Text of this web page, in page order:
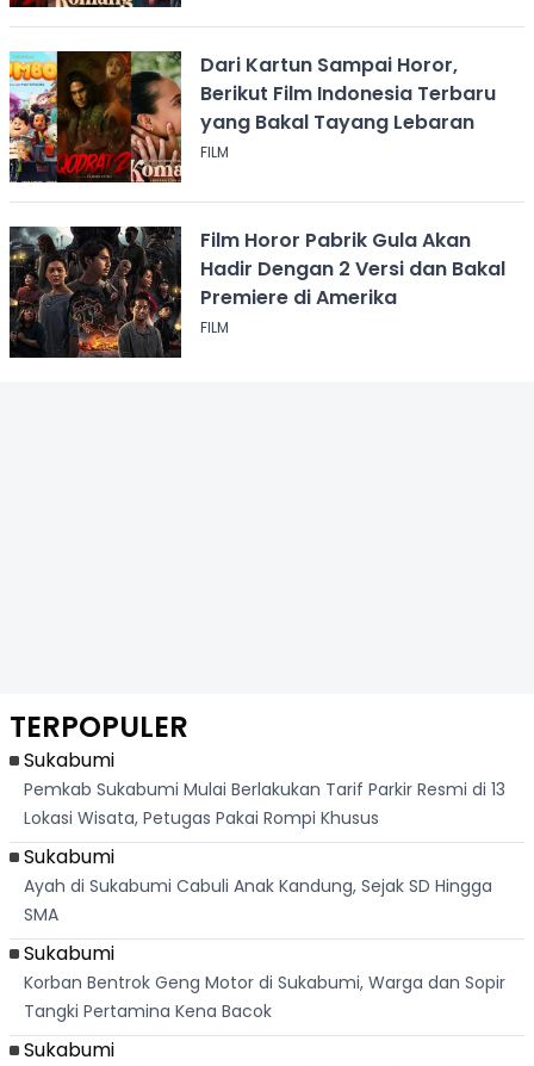
Dari Kartun Sampai Horor,
Berikut Film Indonesia Terbaru
yang Bakal Tayang Lebaran
FILM
Film Horor Pabrik Gula Akan
Hadir Dengan 2 Versi dan Bakal
Premiere di Amerika
FILM
TERPOPULER
Sukabumi
Pemkab Sukabumi Mulai Berlakukan Tarif Parkir Resmi di 13
Lokasi Wisata, Petugas Pakai Rompi Khusus
Sukabumi
Ayah di Sukabumi Cabuli Anak Kandung, Sejak SD Hingga
SMA
Sukabumi
Korban Bentrok Geng Motor di Sukabumi, Warga dan Sopir
Tangki Pertamina Kena Bacok
Sukabumi